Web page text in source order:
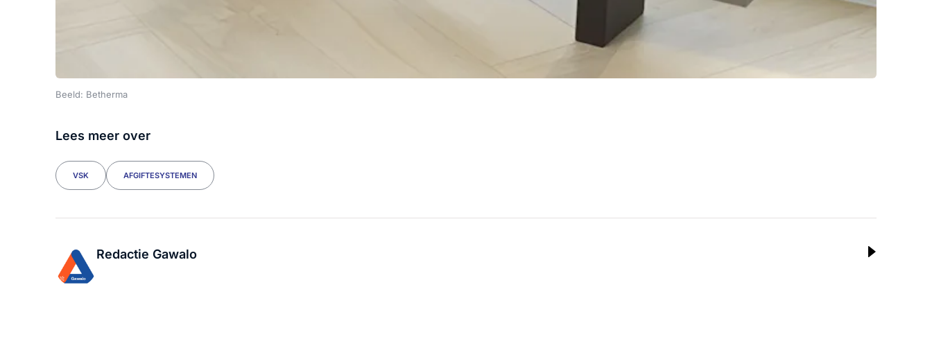
Beeld: Betherma
Lees meer over
VSK AFGIFTESYSTEMEN
Redactie Gawalo